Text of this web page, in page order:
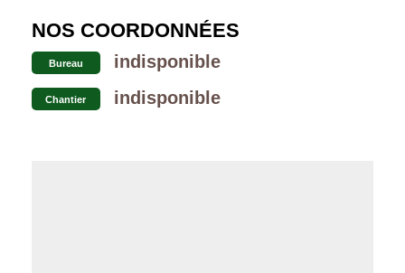
NOS COORDONNÉES
Bureau indisponible
Chantier indisponible